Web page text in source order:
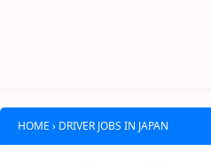
HOME › DRIVER JOBS IN JAPAN